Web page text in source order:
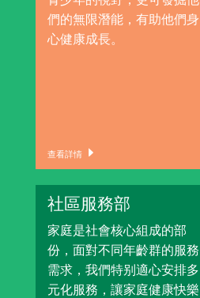
們的無限潛能，有助他們身
心健康成長。
查看詳情
社區服務部
家庭是社會核心組成的部
份，面對不同年齡群的服務
需求，我們特别適心安排多
元化服務，讓家庭健康快樂